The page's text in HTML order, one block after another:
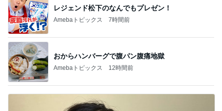
レジェンド松下のなんでもプレゼン！
Amebaトピックス 7時間前
おからハンバーグで腹パン腹痛地獄
Amebaトピックス 12時間前